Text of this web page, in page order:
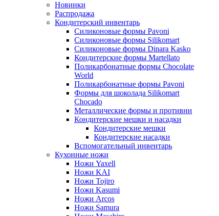
Новинки
Распродажа
Кондитерский инвентарь
Силиконовые формы Pavoni
Силиконовые формы Silikomart
Силиконовые формы Dinara Kasko
Кондитерские формы Martellato
Поликарбонатные формы Chocolate
World
Поликарбонатные формы Pavoni
Формы для шоколада Silikomart
Chocado
Металлические формы и противни
Кондитерские мешки и насадки
Кондитерские мешки
Кондитерские насадки
Вспомогательный инвентарь
Кухонные ножи
Ножи Yaxell
Ножи KAI
Ножи Tojiro
Ножи Kasumi
Ножи Arcos
Ножи Samura